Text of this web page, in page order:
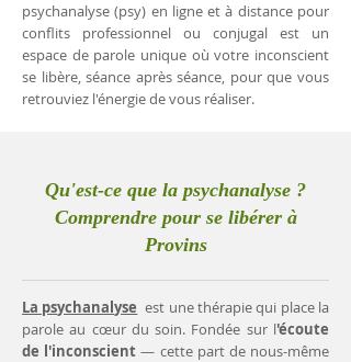
psychanalyse (psy) en ligne et à distance pour
conflits professionnel ou conjugal est un
espace de parole unique où votre inconscient
se libère, séance après séance, pour que vous
retrouviez l'énergie de vous réaliser.
Qu'est-ce que la psychanalyse ?
Comprendre pour se libérer à
Provins
La psychanalyse est une thérapie qui place la
parole au cœur du soin. Fondée sur l'écoute
de l'inconscient— cette part de nous-même